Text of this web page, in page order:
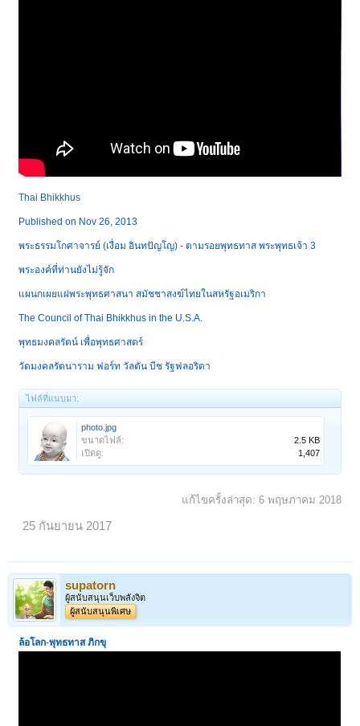
Thai Bhikkhus
Published on Nov 26, 2013
พระธรรมโกศาจารย์ (เงื่อม อินทปัญโญ) - ตามรอยพุทธทาส พระพุทธเจ้า 3
พระองค์ที่ท่านยังไม่รู้จัก
แผนกเผยแผ่พระพุทธศาสนา สมัชชาสงฆ์ไทยในสหรัฐอเมริกา
The Council of Thai Bhikkhus in the U.S.A.
พุทธมงคลรัตน์ เพื่อพุทธศาสตร์
วัดมงคลรัตนาราม ฟอร์ท วัลตัน บีช รัฐฟลอริดา
ไฟล์ที่แนบมา:
photo.jpg
ขนาดไฟล์:
2.5 KB
เปิดดู:
1,407
แก้ไขครั้งล่าสุด: 6 พฤษภาคม 2018
25 กันยายน 2017
supatorn
ผู้สนับสนุนเว็บพลังจิต
ผู้สนับสนุนพิเศษ
ล้อโลก-พุทธทาส ภิกขุ